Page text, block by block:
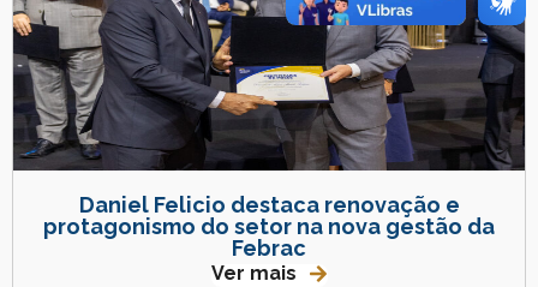
Daniel Felicio destaca renovação e
protagonismo do setor na nova gestão da
Febrac
Ver mais